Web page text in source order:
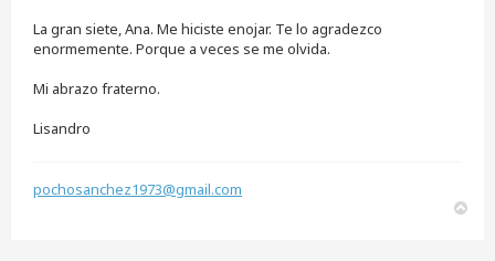
La gran siete, Ana. Me hiciste enojar. Te lo agradezco
enormemente. Porque a veces se me olvida.
Mi abrazo fraterno.
Lisandro
pochosanchez1973@gmail.com